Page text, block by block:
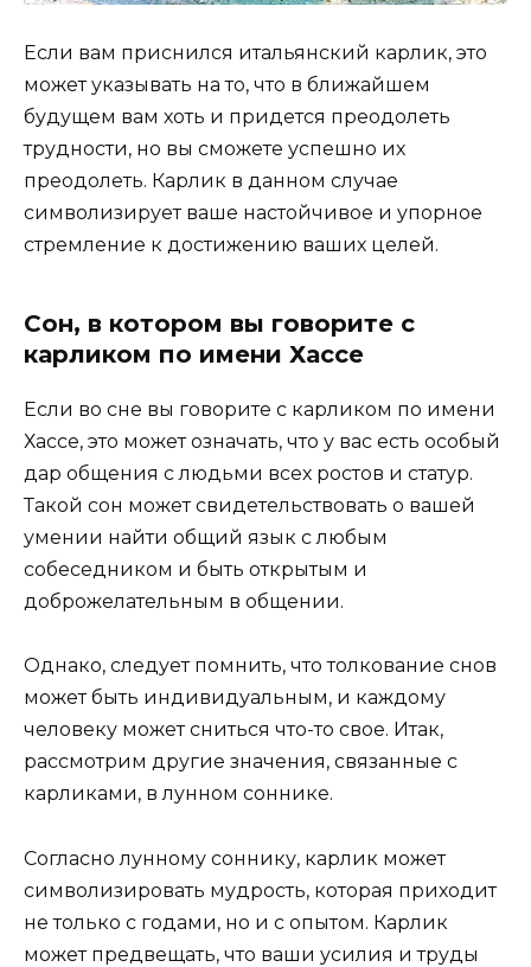
Если вам приснился итальянский карлик, это
может указывать на то, что в ближайшем
будущем вам хоть и придется преодолеть
трудности, но вы сможете успешно их
преодолеть. Карлик в данном случае
символизирует ваше настойчивое и упорное
стремление к достижению ваших целей.
Сон, в котором вы говорите с
карликом по имени Хассе
Если во сне вы говорите с карликом по имени
Хассе, это может означать, что у вас есть особый
дар общения с людьми всех ростов и статур.
Такой сон может свидетельствовать о вашей
умении найти общий язык с любым
собеседником и быть открытым и
доброжелательным в общении.
Однако, следует помнить, что толкование снов
может быть индивидуальным, и каждому
человеку может сниться что-то свое. Итак,
рассмотрим другие значения, связанные с
карликами, в лунном соннике.
Согласно лунному соннику, карлик может
символизировать мудрость, которая приходит
не только с годами, но и с опытом. Карлик
может предвещать, что ваши усилия и труды